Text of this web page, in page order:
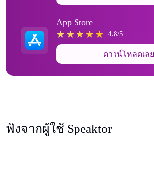
App Store
4.8/5
ดาวน์โหลดเลย
ฟังจากผู้ใช้ Speaktor